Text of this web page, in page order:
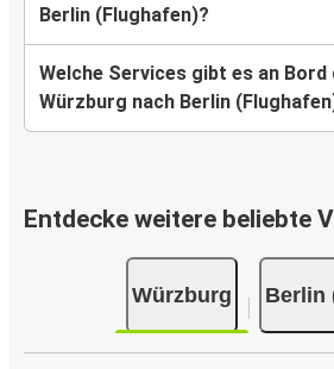
Berlin (Flughafen)?
Welche Services gibt es an Bord
Würzburg nach Berlin
Entdecke weitere beliebte
Würzburg Berlin